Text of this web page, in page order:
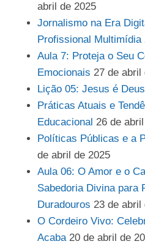
abril de 2025
Jornalismo na Era
Profissional Multimídia
Aula 7: Proteja o Seu
Emocionais 27 de abril
Lição 05: Jesus é Deus
Práticas Atuais e
Educacional 26 de
Políticas Públicas e a
de abril de 2025
Aula 06: O Amor e o
Sabedoria Divina para
Duradouros 23 de abril
O Cordeiro Vivo:
Acaba 20 de abril de